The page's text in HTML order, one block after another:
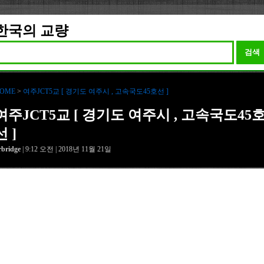
국의 교량
검색
> 여주JCT5교 [ 경기도 여주시 , 고속국도45호선 ]
주JCT5교 [ 경기도 여주시 , 고속국도45
]
| 9:12 오전 | 2018년 11월 21일